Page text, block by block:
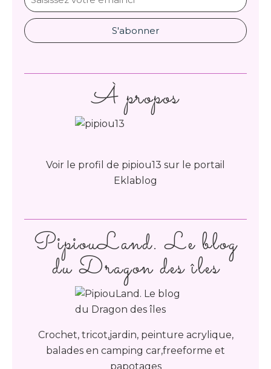
PipiouLand. Le blog
du Dragon des îles
Crochet, tricot,jardin, peinture acrylique,
balades en camping car,freeforme et
papotages
À propos
Voir le profil de pipiou13 sur le portail
Eklablog